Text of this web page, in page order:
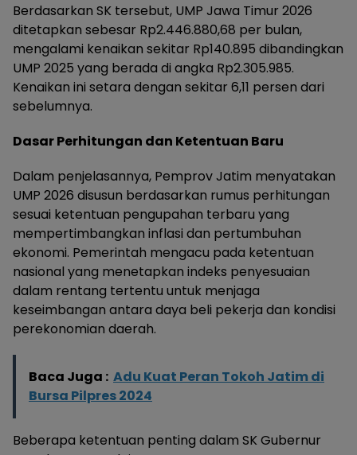
Berdasarkan SK tersebut, UMP Jawa Timur 2026
ditetapkan sebesar Rp2.446.880,68 per bulan,
mengalami kenaikan sekitar Rp140.895 dibandingkan
UMP 2025 yang berada di angka Rp2.305.985.
Kenaikan ini setara dengan sekitar 6,11 persen dari
sebelumnya.
Dasar Perhitungan dan Ketentuan Baru
Dalam penjelasannya, Pemprov Jatim menyatakan
UMP 2026 disusun berdasarkan rumus perhitungan
sesuai ketentuan pengupahan terbaru yang
mempertimbangkan inflasi dan pertumbuhan
ekonomi. Pemerintah mengacu pada ketentuan
nasional yang menetapkan indeks penyesuaian
dalam rentang tertentu untuk menjaga
keseimbangan antara daya beli pekerja dan kondisi
perekonomian daerah.
Baca Juga : Adu Kuat Peran Tokoh Jatim di
Bursa Pilpres 2024
Beberapa ketentuan penting dalam SK Gubernur